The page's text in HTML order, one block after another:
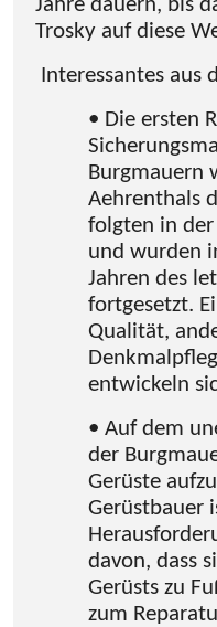
Trosky auf diese
Interessantes aus
• Die ersten
Burgmauern
Aehrenthals
folgten in der
und wurden
Jahren des
fortgesetzt.
Qualität,
entwickeln
• Auf dem
der
Gerüste
Gerüstbauer
davon, dass
Gerüsts zu
zum